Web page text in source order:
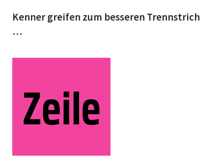
Kenner greifen zum besseren Trennstrich
…